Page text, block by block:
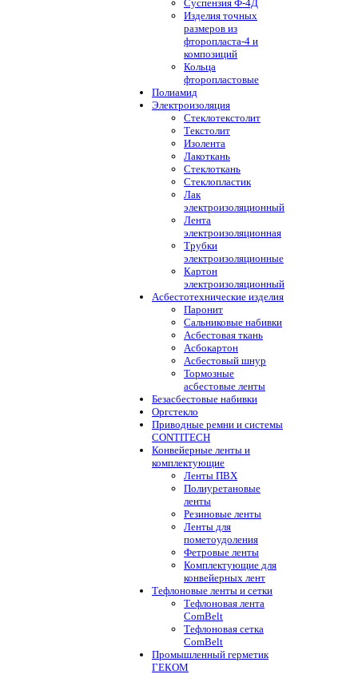
Суспензия Ф-4Д
Изделия точных
размеров из
фторопласта-4 и
композиций
Кольца
фторопластовые
Полиамид
Электроизоляция
Стеклотекстолит
Текстолит
Изолента
Лакоткань
Стеклоткань
Стеклопластик
Лак
электроизоляционный
Лента
электроизоляционная
Трубки
электроизоляционные
Картон
электроизоляционный
Асбестотехнические изделия
Паронит
Сальниковые набивки
Асбестовая ткань
Асбокартон
Асбестовый шнур
Тормозные
асбестовые ленты
Безасбестовые набивки
Оргстекло
Приводные ремни и системы
CONTITECH
Конвейерные ленты и
комплектующие
Ленты ПВХ
Полиуретановые
ленты
Резиновые ленты
Ленты для
пометоудоления
Фетровые ленты
Комплектующие для
конвейерных лент
Тефлоновые ленты и сетки
Тефлоновая лента
ComBelt
Тефлоновая сетка
ComBelt
Промышленный герметик
ГЕКОМ